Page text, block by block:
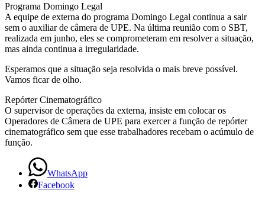
Programa Domingo Legal
A equipe de externa do programa Domingo Legal continua a sair
sem o auxiliar de câmera de UPE. Na última reunião com o SBT,
realizada em junho, eles se comprometeram em resolver a situação,
mas ainda continua a irregularidade.
Esperamos que a situação seja resolvida o mais breve possível.
Vamos ficar de olho.
Repórter Cinematográfico
O supervisor de operações da externa, insiste em colocar os
Operadores de Câmera de UPE para exercer a função de repórter
cinematográfico sem que esse trabalhadores recebam o acúmulo de
função.
WhatsApp
Facebook